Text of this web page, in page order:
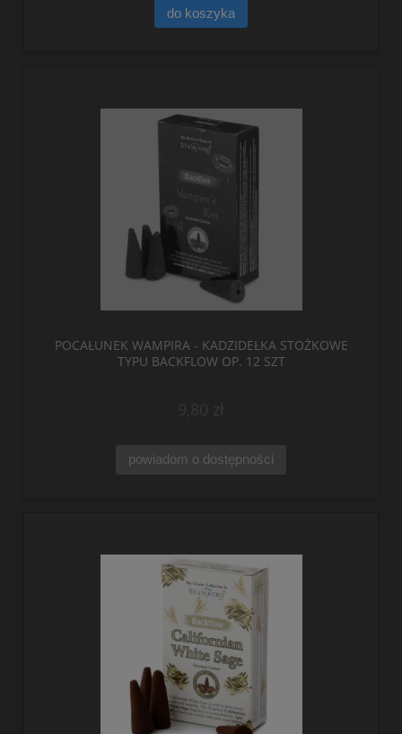
do koszyka
POCAŁUNEK WAMPIRA - KADZIDEŁKA STOŻKOWE
TYPU BACKFLOW OP. 12 SZT
powiadom o dostępności